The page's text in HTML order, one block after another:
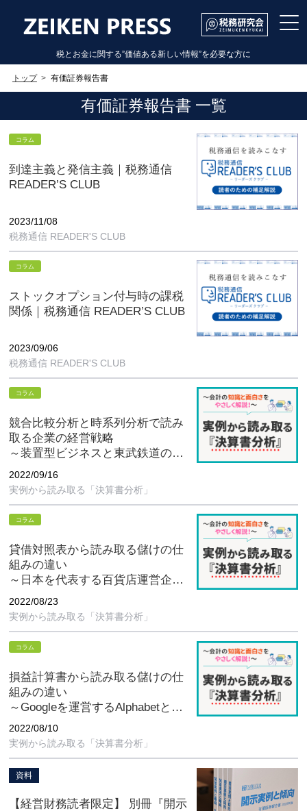
税とお金に関する”価値ある新しい情報”を必要な方に
トップ 有価証券報告書
有価証券報告書 一覧
コラム
到達主義と発信主義｜税務通信
READER’S CLUB
2023/11/08
税務通信 READER'S CLUB
コラム
ストックオプション付与時の課税
関係｜税務通信 READER’S CLUB
2023/09/06
税務通信 READER'S CLUB
コラム
競合比較分析と時系列分析で読み
取る企業の経営戦略
～装置型ビジネスと東武鉄道の成
長戦略～
2022/09/16
実例から読み取る「決算書分析」
コラム
貸借対照表から読み取る儲けの仕
組みの違い
～日本を代表する百貨店運営企業
である、丸井グループと三越伊勢
丹HDの比較～
2022/08/23
実例から読み取る「決算書分析」
コラム
損益計算書から読み取る儲けの仕
組みの違い
～Googleを運営するAlphabetと、
Facebookを運営するMeta
Platformsの比較～
2022/08/10
実例から読み取る「決算書分析」
資料
【経営財務読者限定】 別冊『開示